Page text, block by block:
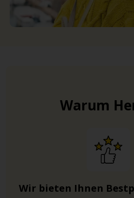
Warum
Wir bieten Ihnen